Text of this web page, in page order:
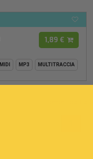
1,89 €
MIDI MP3 MULTITRACCIA